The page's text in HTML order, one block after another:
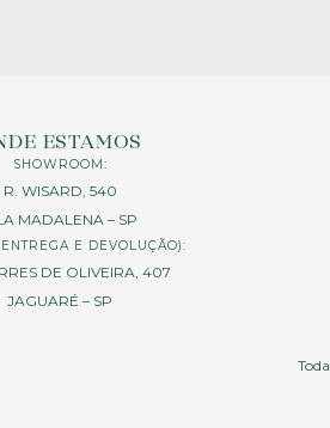
ESTAMOS
SHOWROOM:
R. WISARD, 540
MADALENA – SP
E DEVOLUÇÃO):
DE OLIVEIRA, 407
JAGUARÉ – SP